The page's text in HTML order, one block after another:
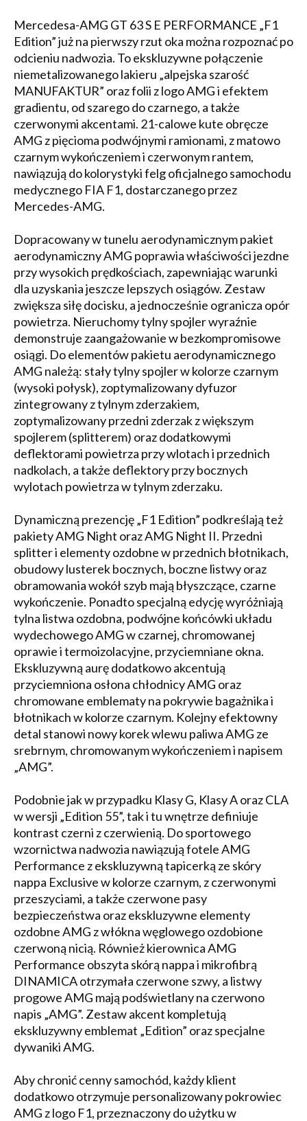
Mercedesa-AMG GT 63 S E PERFORMANCE „F1
Edition” już na pierwszy rzut oka można rozpoznać po
odcieniu nadwozia. To ekskluzywne połączenie
niemetalizowanego lakieru „alpejska szarość
MANUFAKTUR” oraz folii z logo AMG i efektem
gradientu, od szarego do czarnego, a także
czerwonymi akcentami. 21-calowe kute obręcze
AMG z pięcioma podwójnymi ramionami, z matowo
czarnym wykończeniem i czerwonym rantem,
nawiązują do kolorystyki felg oficjalnego samochodu
medycznego FIA F1, dostarczanego przez
Mercedes-AMG.
Dopracowany w tunelu aerodynamicznym pakiet
aerodynamiczny AMG poprawia właściwości jezdne
przy wysokich prędkościach, zapewniając warunki
dla uzyskania jeszcze lepszych osiągów. Zestaw
zwiększa siłę docisku, a jednocześnie ogranicza opór
powietrza. Nieruchomy tylny spojler wyraźnie
demonstruje zaangażowanie w bezkompromisowe
osiągi. Do elementów pakietu aerodynamicznego
AMG należą: stały tylny spojler w kolorze czarnym
(wysoki połysk), zoptymalizowany dyfuzor
zintegrowany z tylnym zderzakiem,
zoptymalizowany przedni zderzak z większym
spojlerem (splitterem) oraz dodatkowymi
deflektorami powietrza przy wlotach i przednich
nadkolach, a także deflektory przy bocznych
wylotach powietrza w tylnym zderzaku.
Dynamiczną prezencję „F1 Edition” podkreślają też
pakiety AMG Night oraz AMG Night II. Przedni
splitter i elementy ozdobne w przednich błotnikach,
obudowy lusterek bocznych, boczne listwy oraz
obramowania wokół szyb mają błyszczące, czarne
wykończenie. Ponadto specjalną edycję wyróżniają
tylna listwa ozdobna, podwójne końcówki układu
wydechowego AMG w czarnej, chromowanej
oprawie i termoizolacyjne, przyciemniane okna.
Ekskluzywną aurę dodatkowo akcentują
przyciemniona osłona chłodnicy AMG oraz
chromowane emblematy na pokrywie bagażnika i
błotnikach w kolorze czarnym. Kolejny efektowny
detal stanowi nowy korek wlewu paliwa AMG ze
srebrnym, chromowanym wykończeniem i napisem
„AMG”.
Podobnie jak w przypadku Klasy G, Klasy A oraz CLA
w wersji „Edition 55”, tak i tu wnętrze definiuje
kontrast czerni z czerwienią. Do sportowego
wzornictwa nadwozia nawiązują fotele AMG
Performance z ekskluzywną tapicerką ze skóry
nappa Exclusive w kolorze czarnym, z czerwonymi
przeszyciami, a także czerwone pasy
bezpieczeństwa oraz ekskluzywne elementy
ozdobne AMG z włókna węglowego ozdobione
czerwoną nicią. Również kierownica AMG
Performance obszyta skórą nappa i mikrofibrą
DINAMICA otrzymała czerwone szwy, a listwy
progowe AMG mają podświetlany na czerwono
napis „AMG”. Zestaw akcent kompletują
ekskluzywny emblemat „Edition” oraz specjalne
dywaniki AMG.
Aby chronić cenny samochód, każdy klient
dodatkowo otrzymuje personalizowany pokrowiec
AMG z logo F1, przeznaczony do użytku w